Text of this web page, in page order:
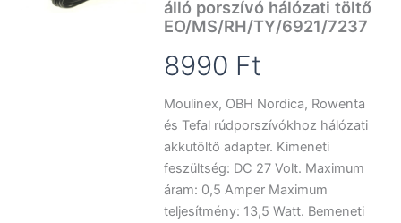
álló porszívó hálózati töltő
EO/MS/RH/TY/6921/7237
8990 Ft
Moulinex, OBH Nordica, Rowenta
és Tefal rúdporszívókhoz hálózati
akkutöltő adapter. Kimeneti
feszültség: DC 27 Volt. Maximum
áram: 0,5 Amper Maximum
teljesítmény: 13,5 Watt. Bemeneti